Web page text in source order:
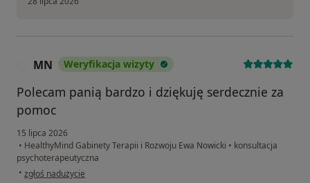
MN Weryfikacja wizyty
Polecam panią bardzo i dziękuję serdecznie za
pomoc
15 lipca 2026
• HealthyMind Gabinety Terapii i Rozwoju Ewa Nowicki • konsultacja
psychoterapeutyczna
• w opinii użytkownika MN
zgłoś nadużycie